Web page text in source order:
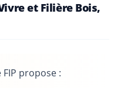
et Filière Bois,
FIP propose :